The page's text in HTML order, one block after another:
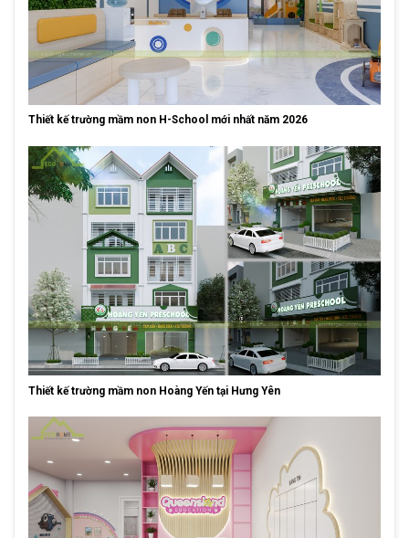
Thiết kế trường mầm non H-School mới nhất năm 2026
Thiết kế trường mầm non Hoàng Yến tại Hưng Yên